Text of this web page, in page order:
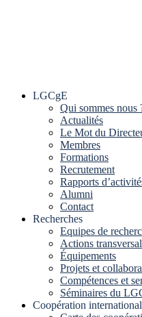
LGCgE
Qui sommes nous
Actualités
Le Mot du
Membres
Formations
Recrutement
Rapports
Alumni
Contact
Recherches
Equipes de
Actions
Équipements
Projets et
Compétences et
Séminaires du
Coopération